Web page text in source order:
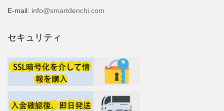
E-mail: info@smartdenchi.com
セキュリティ